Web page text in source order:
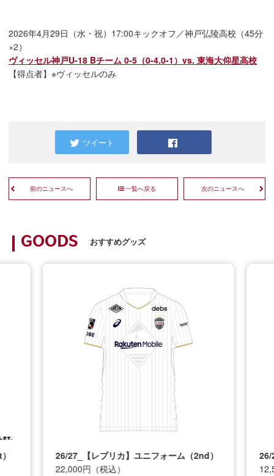
2026年4月29日（水・祝）17:00キックオフ／神戸弘陵高校（45分
×2）
ヴィッセル神戸U-18 Bチーム 0-5（0-4.0-1）vs. 東海大仰星高校
【得点者】※ヴィッセルのみ
ツイート
前のニュースへ 一覧へ戻る 次のニュースへ
GOODS おすすめグッズ
26/27_【レプリカ】ユニフォーム（2nd）
22,000円（税込）
26/